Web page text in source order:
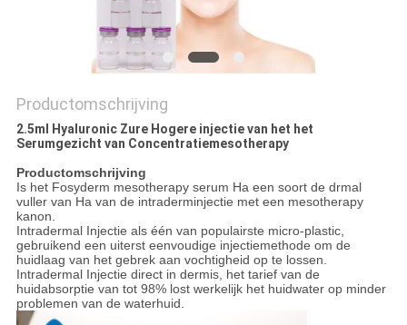
PRIVACY
Productomschrijving
2.5ml Hyaluronic Zure Hogere injectie van het het
Serumgezicht van Concentratiemesotherapy
Productomschrijving
Is het Fosyderm mesotherapy serum Ha een soort de drmal
vuller van Ha van de intraderminjectie met een mesotherapy
kanon.
Intradermal Injectie als één van populairste micro-plastic,
gebruikend een uiterst eenvoudige injectiemethode om de
huidlaag van het gebrek aan vochtigheid op te lossen.
Intradermal Injectie direct in dermis, het tarief van de
huidabsorptie van tot 98% lost werkelijk het huidwater op minder
problemen van de waterhuid.